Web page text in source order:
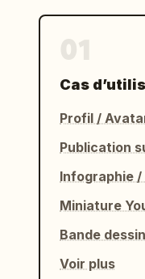
Cas
Profil /
Publication
Infographie
Miniature
Bande
Voir plus